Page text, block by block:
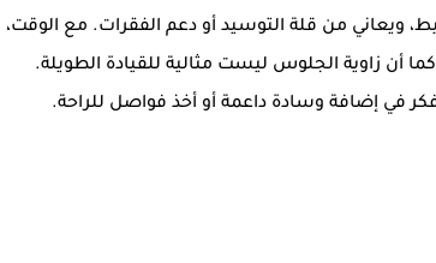
ويعاني من قلة التوسيد أو دعم الفقرات. مع الوقت،
أن زاوية الجلوس ليست مثالية للقيادة الطويلة.
في إضافة وسادة داعمة أو أخذ فواصل للراحة.